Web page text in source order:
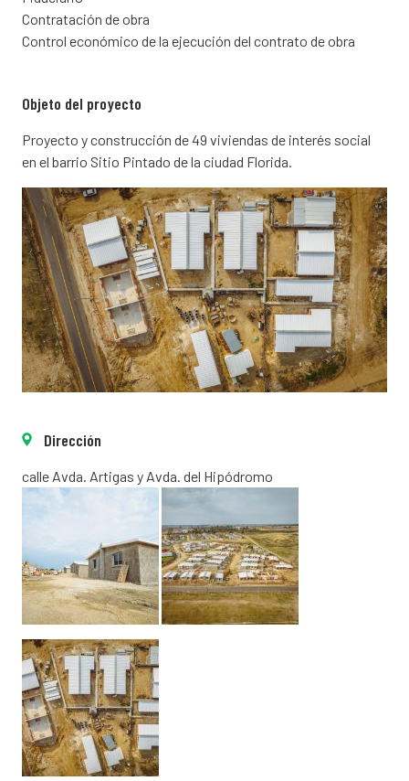
Contratación de obra
Control económico de la ejecución del contrato de obra
Objeto del proyecto
Proyecto y construcción de 49 viviendas de interés social
en el barrio Sitio Pintado de la ciudad Florida.
Dirección
calle Avda. Artigas y Avda. del Hipódromo